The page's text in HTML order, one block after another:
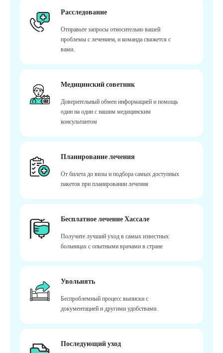
Расследование
Отправьте запросы относительно вашей
проблемы с лечением, и команда свяжется с
вами.
Медицинский советник
Доверительный обмен информацией и помощь
один на один с нашим медицинским
консультантом
Планирование лечения
От билета до визы и подбора самых доступных
пакетов при планировании лечения
Бесплатное лечение Хассале
Получите лучший уход в самых известных
больницах с опытными врачами в стране
Увольнять
Беспроблемный процесс выписки с
документацией и другими удобствами.
Последующий уход